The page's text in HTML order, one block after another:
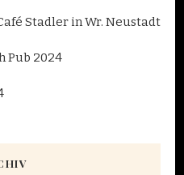
Stadler in Wr. Neustadt
Pub 2024